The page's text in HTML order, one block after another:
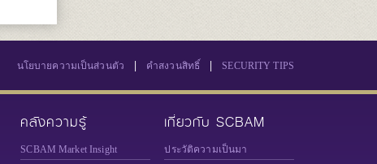
นโยบายความเป็นส่วนตัว | คำสงวนสิทธิ์ | SECURITY TIPS
คลังความรู้
SCBAM Market Insight
เกี่ยวกับ SCBAM
ประวัติความเป็นมา